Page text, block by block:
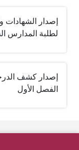
إصدار الشهادات
لطلبة المدارس
إصدار كشف
الفصل الأول